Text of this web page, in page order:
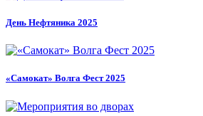
День Нефтяника 2025
«Самокат» Волга Фест 2025